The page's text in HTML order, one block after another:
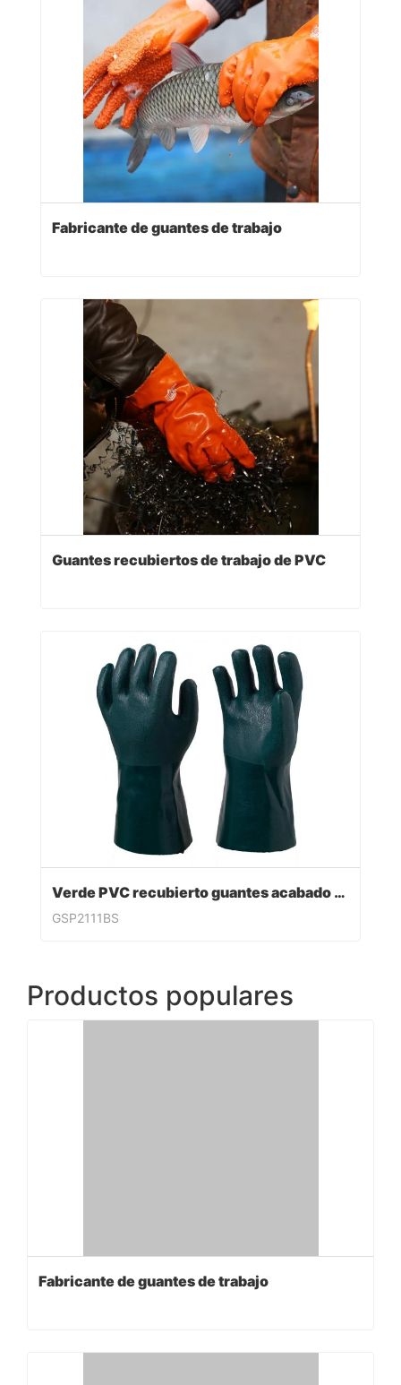
Fabricante de guantes de trabajo
Guantes recubiertos de trabajo de PVC
Verde PVC recubierto guantes acabado sandy
GSP2111BS
Productos populares
Fabricante de guantes de trabajo